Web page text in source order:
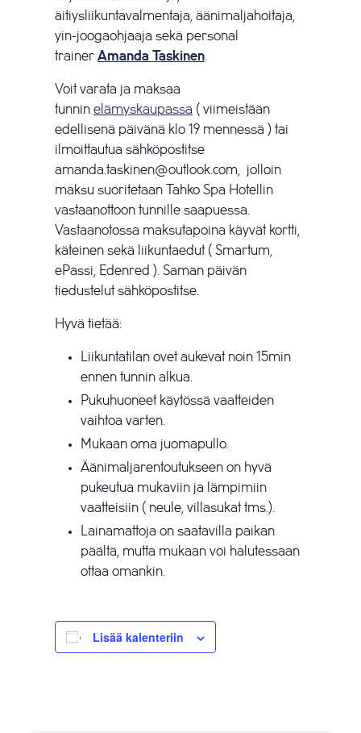
äitiysliikuntavalmentaja, äänimaljahoitaja,
yin-joogaohjaaja sekä personal
trainer Amanda Taskinen
Voit varata ja maksaa
tunnin elämyskaupassa ( viimeistään
edellisenä päivänä klo 19 mennessä ) tai
ilmoittautua sähköpostitse
amanda.taskinen@outlook.com, jolloin
maksu suoritetaan Tahko Spa Hotellin
vastaanottoon tunnille saapuessa.
Vastaanotossa maksutapoina käyvät kortti,
käteinen sekä liikuntaedut ( Smartum,
ePassi, Edenred ). Saman päivän
tiedustelut sähköpostitse.
Hyvä tietää:
Liikuntatilan ovet aukevat noin 15min
ennen tunnin alkua.
Pukuhuoneet käytössä vaatteiden
vaihtoa varten.
Mukaan oma juomapullo.
Äänimaljarentoutukseen on hyvä
pukeutua mukaviin ja lämpimiin
vaatteisiin ( neule, villasukat tms.).
Lainamattoja on saatavilla paikan
päältä, mutta mukaan voi halutessaan
ottaa omankin.
Lisää kalenteriin